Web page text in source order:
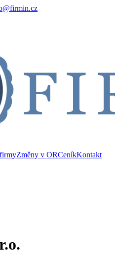
Změny v ORCeníkKontakt